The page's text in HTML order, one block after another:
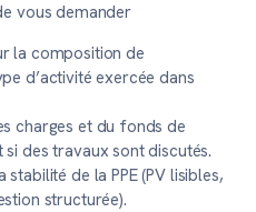
vous demander
la composition de
d’activité exercée dans
charges et du fonds de
des travaux sont discutés.
stabilité de la PPE (PV lisibles,
structurée).